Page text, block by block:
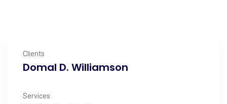
Clients
Domal D. Williamson
Services